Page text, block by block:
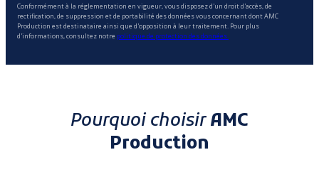
Conformément à la réglementation en vigueur, vous disposez d'un droit d'accès, de
rectification, de suppression et de portabilité des données vous concernant dont AMC
Production est destinataire ainsi que d'opposition à leur traitement. Pour plus
d'informations, consultez notre politique de protection des données.
Pourquoi choisirAMC
Production